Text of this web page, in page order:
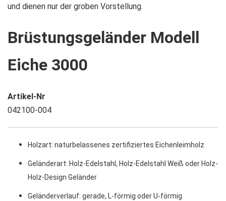
der
springen
und dienen nur der groben Vorstellung.
Brüstungsgeländer Modell
Eiche 3000
Artikel-Nr
042100-004
Holzart: naturbelassenes zertifiziertes Eichenleimholz
Geländerart: Holz-Edelstahl, Holz-Edelstahl Weiß oder Holz-
Holz-Design Geländer
Geländerverlauf: gerade, L-förmig oder U-förmig